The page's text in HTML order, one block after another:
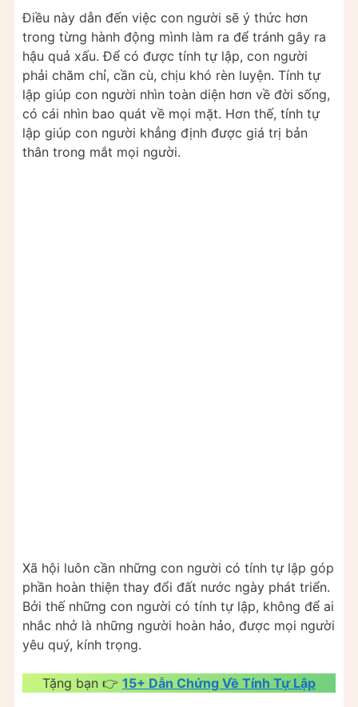
Điều này dẫn đến việc con người sẽ ý thức hơn
trong từng hành động mình làm ra để tránh gây ra
hậu quả xấu. Để có được tính tự lập, con người
phải chăm chỉ, cần cù, chịu khó rèn luyện. Tính tự
lập giúp con người nhìn toàn diện hơn về đời sống,
có cái nhìn bao quát về mọi mặt. Hơn thế, tính tự
lập giúp con người khẳng định được giá trị bản
thân trong mắt mọi người.
Xã hội luôn cần những con người có tính tự lập góp
phần hoàn thiện thay đổi đất nước ngày phát triển.
Bởi thế những con người có tính tự lập, không để ai
nhắc nhở là những người hoàn hảo, được mọi người
yêu quý, kính trọng.
Tặng bạn 👉 15+ Dẫn Chứng Về Tính Tự Lập